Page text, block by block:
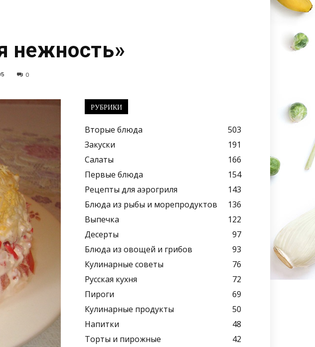
нежность»
0
РУБРИКИ
Вторые блюда
503
Закуски
191
Салаты
166
Первые блюда
154
Рецепты для аэрогриля
143
Блюда из рыбы и морепродуктов
136
Выпечка
122
Десерты
97
Блюда из овощей и грибов
93
Кулинарные советы
76
Русская кухня
72
Пироги
69
Кулинарные продукты
50
Напитки
48
Торты и пирожные
42